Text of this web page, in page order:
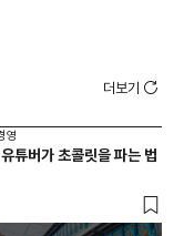
더보기
영
튜버가 초콜릿을 파는 법